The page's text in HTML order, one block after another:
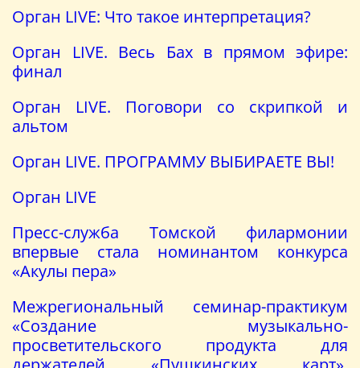
Орган LIVE: Что такое интерпретация?
Орган LIVE. Весь Бах в прямом эфире:
финал
Орган LIVE. Поговори со скрипкой и
альтом
Орган LIVE. ПРОГРАММУ ВЫБИРАЕТЕ ВЫ!
Орган LIVE
Пресс-служба Томской филармонии
впервые стала номинантом конкурса
«Акулы пера»
Межрегиональный семинар-практикум
«Создание музыкально-
просветительского продукта для